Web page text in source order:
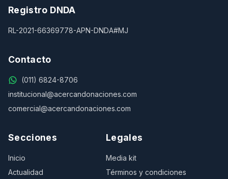
Registro DNDA
RL-2021-66369778-APN-DNDA#MJ
Contacto
(011) 6824-8706
institucional@acercandonaciones.com
comercial@acercandonaciones.com
Secciones
Inicio
Actualidad
Legales
Media kit
Términos y condiciones